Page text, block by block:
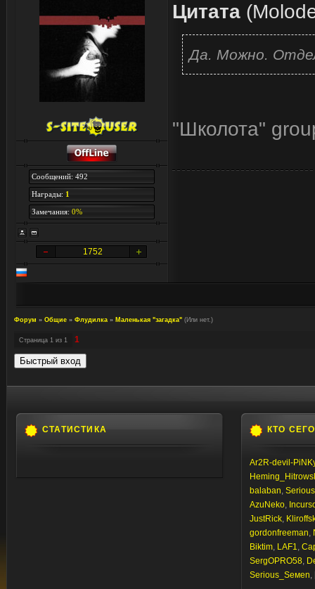
Сообщений: 492
Награды: 1
Замечания: 0%
1752
Цитата (
Да. Можно.
"Школота"
Форум » Общие » Флудилка » Маленькая "загадка" (Или нет.)
Страница 1 из 1 1
СТАТИСТИКА КТО
Ar2R-devil-
balaban,
AzuNeko,
JustRick,
gordonfreeman,
Biktim, LAF1,
SergOPRO58,
Sегiоus_Sемеn,